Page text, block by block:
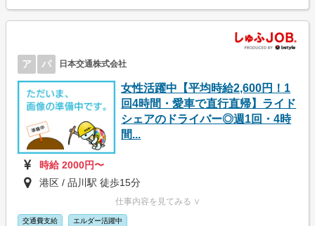
ア パ 日本交通株式会社
女性活躍中【平均時給2,600円！1
回4時間・愛車で直行直帰】ライド
シェアのドライバー◎週1回・4時
間...
時給 2000円〜
港区 / 品川駅 徒歩15分
仕事内容を見てみる ∨
交通費支給 エルダー活躍中